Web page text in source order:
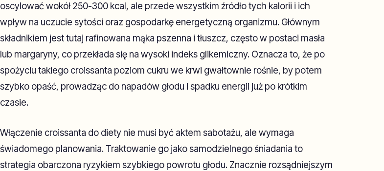
oscylować wokół 250-300 kcal, ale przede wszystkim źródło tych kalorii i ich
wpływ na uczucie sytości oraz gospodarkę energetyczną organizmu. Głównym
składnikiem jest tutaj rafinowana mąka pszenna i tłuszcz, często w postaci masła
lub margaryny, co przekłada się na wysoki indeks glikemiczny. Oznacza to, że po
spożyciu takiego croissanta poziom cukru we krwi gwałtownie rośnie, by potem
szybko opaść, prowadząc do napadów głodu i spadku energii już po krótkim
czasie.
Włączenie croissanta do diety nie musi być aktem sabotażu, ale wymaga
świadomego planowania. Traktowanie go jako samodzielnego śniadania to
strategia obarczona ryzykiem szybkiego powrotu głodu. Znacznie rozsądniejszym